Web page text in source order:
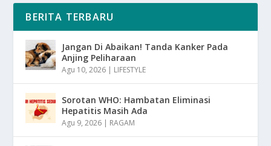
BERITA TERBARU
Jangan Di Abaikan! Tanda Kanker Pada
Anjing Peliharaan
Agu 10, 2026 | LIFESTYLE
Sorotan WHO: Hambatan Eliminasi
Hepatitis Masih Ada
Agu 9, 2026 | RAGAM